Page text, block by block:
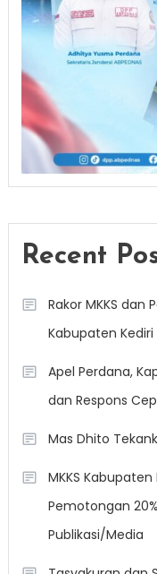
Recent
Rakor MKKS dan
Kabupaten Kediri
Apel Perdana,
dan Respons
Mas Dhito
MKKS
Pemotongan
Publikasi/Media